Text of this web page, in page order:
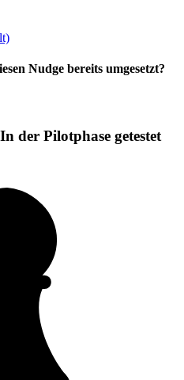
Nudge bereits umgesetzt?
In der Pilotphase getestet